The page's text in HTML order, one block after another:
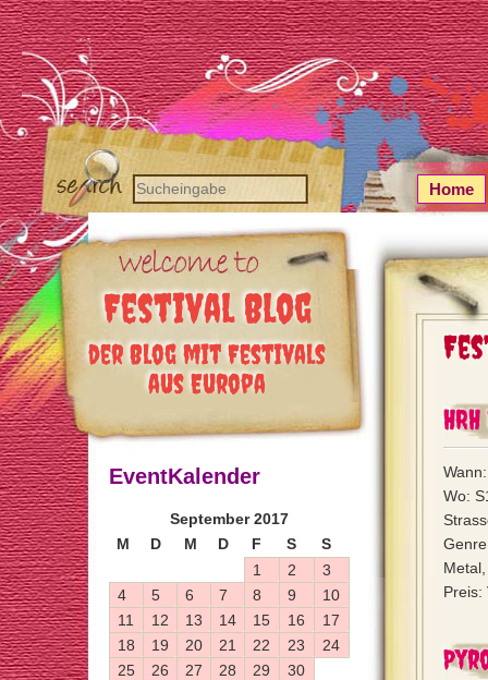
Festival Blog
der Blog mit Festivals
aus Europa
Home
Wo:
Preis:
EventKalender
September 2017
M
D M D F S S
1 2
3
4
5 6 7 8 9
10
11
12 13 14 15 16
17
18
19 20 21 22 23
24
25
26 27 28 29 30